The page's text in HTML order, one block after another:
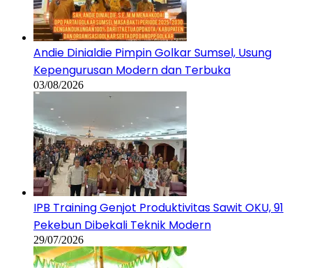
Andie Dinialdie Pimpin Golkar Sumsel, Usung
Kepengurusan Modern dan Terbuka
03/08/2026
IPB Training Genjot Produktivitas Sawit OKU, 91
Pekebun Dibekali Teknik Modern
29/07/2026